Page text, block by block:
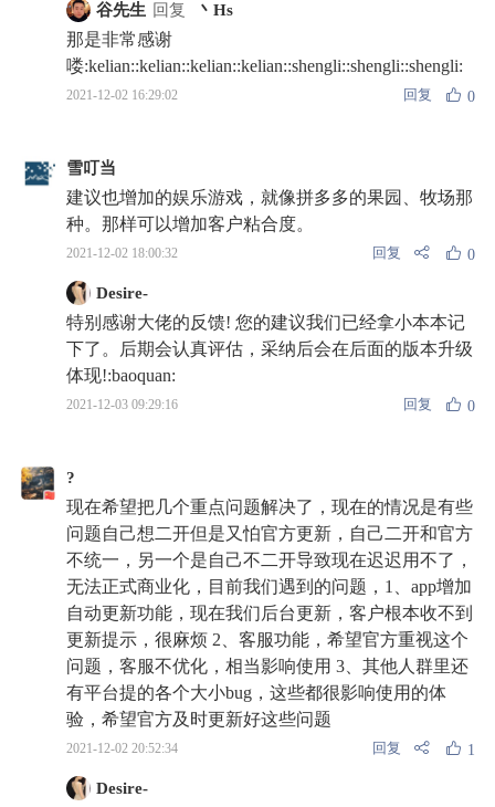
谷先生 回复 丶Hs
那是非常感谢
喽:kelian::kelian::kelian::kelian::shengli::shengli::shengli:
2021-12-02 16:29:02 回复 0
雪叮当
建议也增加的娱乐游戏，就像拼多多的果园、牧场那
种。那样可以增加客户粘合度。
2021-12-02 18:00:32 回复 0
Desire-
特别感谢大佬的反馈! 您的建议我们已经拿小本本记
下了。后期会认真评估，采纳后会在后面的版本升级
体现!:baoquan:
2021-12-03 09:29:16 回复 0
?
现在希望把几个重点问题解决了，现在的情况是有些
问题自己想二开但是又怕官方更新，自己二开和官方
不统一，另一个是自己不二开导致现在迟迟用不了，
无法正式商业化，目前我们遇到的问题，1、app增加
自动更新功能，现在我们后台更新，客户根本收不到
更新提示，很麻烦 2、客服功能，希望官方重视这个
问题，客服不优化，相当影响使用 3、其他人群里还
有平台提的各个大小bug，这些都很影响使用的体
验，希望官方及时更新好这些问题
2021-12-02 20:52:34 回复 1
Desire-